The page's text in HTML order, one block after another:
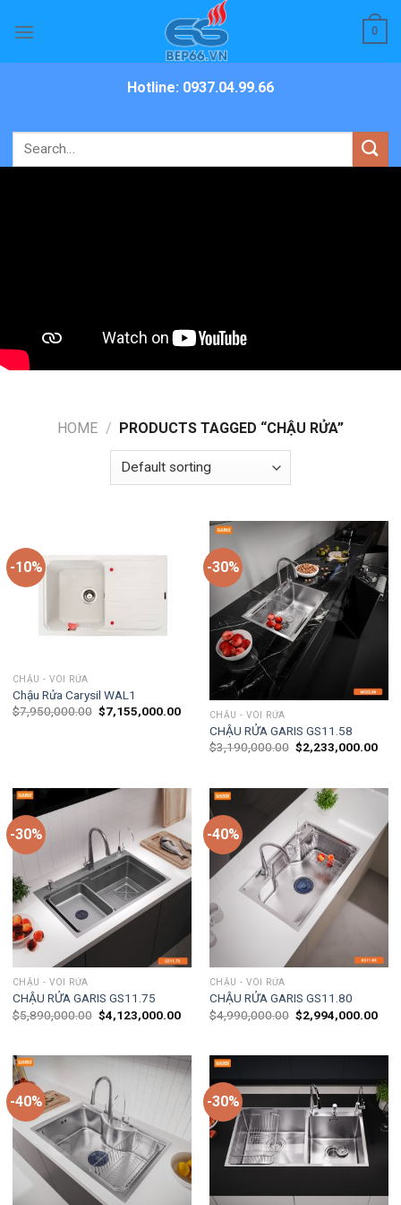
0
Hotline: 0937.04.99.66
Search
for:
HOME / PRODUCTS TAGGED “CHẬU RỬA”
-10%
CHẬU - VÒI RỬA
Chậu Rửa Carysil WAL1
$7,950,000.00 $7,155,000.00
-30%
CHẬU - VÒI RỬA
CHẬU RỬA GARIS GS11.58
$3,190,000.00 $2,233,000.00
-30%
CHẬU - VÒI RỬA
CHẬU RỬA GARIS GS11.75
$5,890,000.00 $4,123,000.00
-40%
CHẬU - VÒI RỬA
CHẬU RỬA GARIS GS11.80
$4,990,000.00 $2,994,000.00
-40% -30%